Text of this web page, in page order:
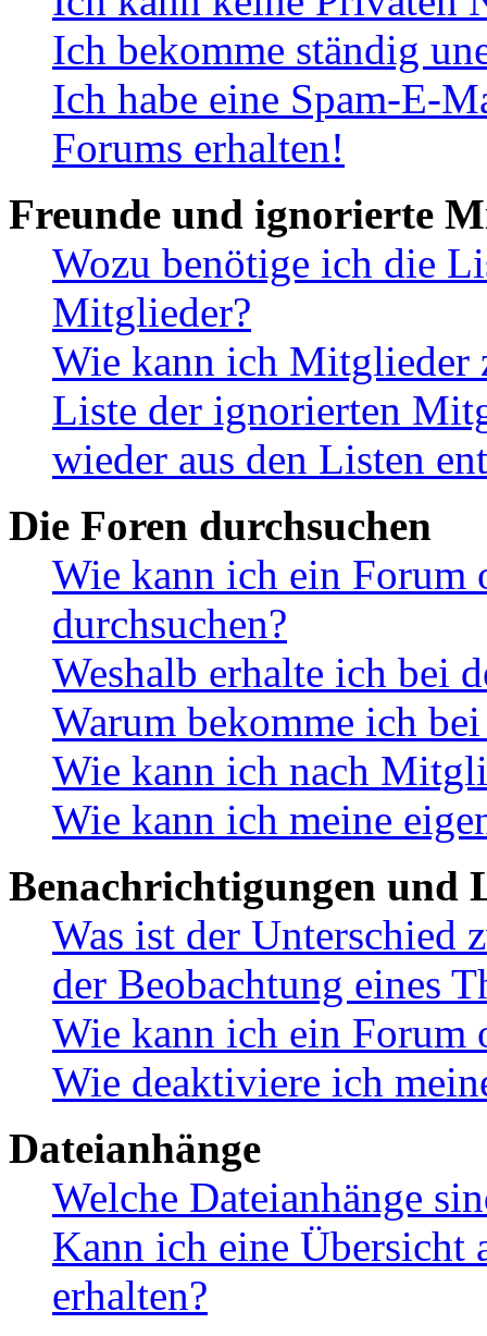
Ich bekomme ständig
Ich habe eine Spam-E-
Forums erhalten!
Freunde und ignorierte
Wozu benötige ich die
Mitglieder?
Wie kann ich Mitglieder
Liste der ignorierten
wieder aus den Listen
Die Foren durchsuchen
Wie kann ich ein Forum
durchsuchen?
Weshalb erhalte ich bei
Warum bekomme ich
Wie kann ich nach
Wie kann ich meine
Benachrichtigungen und
Was ist der Unterschied
der Beobachtung eines
Wie kann ich ein Forum
Wie deaktiviere ich
Dateianhänge
Welche Dateianhänge
Kann ich eine Übersicht
erhalten?